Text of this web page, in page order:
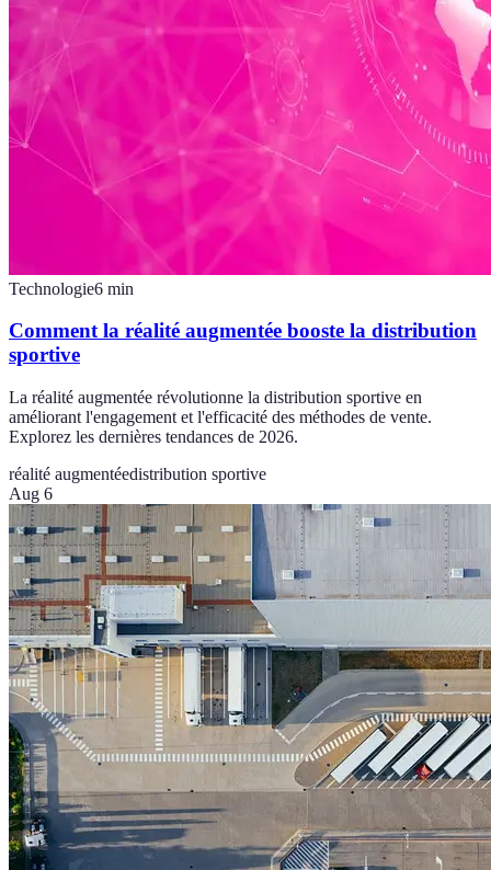
Technologie6 min
Comment la réalité augmentée booste la distribution
sportive
La réalité augmentée révolutionne la distribution sportive en
améliorant l'engagement et l'efficacité des méthodes de vente.
Explorez les dernières tendances de 2026.
réalité augmentéedistribution sportive
Aug 6